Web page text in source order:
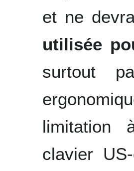
et ne
utilisée
surtout
limitation
clavier